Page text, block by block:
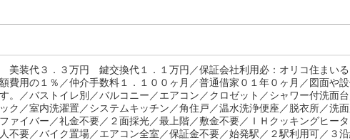
美装代３．３万円 鍵交換代１．１万円／保証会社利用必：オリコ住まい
用の１％／仲介手数料１．１００ヶ月／普通借家０１年０ヶ月／図面や設
。／バストイレ別／バルコニー／エアコン／クロゼット／シャワー付洗面台
ク／室内洗濯置／システムキッチン／角住戸／温水洗浄便座／脱衣所／洗
ァイバー／礼金不要／２面採光／最上階／敷金不要／ＩＨクッキングヒー
不要／バイク置場／エアコン全室／保証金不要／始発駅／２駅利用可／３